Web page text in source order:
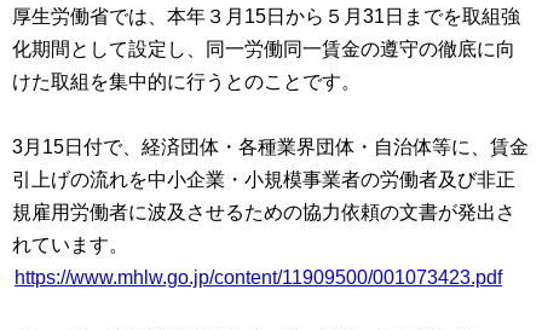
厚生労働省では、本年３月15日から５月31日までを取組強
化期間として設定し、同一労働同一賃金の遵守の徹底に向
けた取組を集中的に行うとのことです。
3月15日付で、経済団体・各種業界団体・自治体等に、賃金
引上げの流れを中小企業・小規模事業者の労働者及び非正
規雇用労働者に波及させるための協力依頼の文書が発出さ
れています。
https://www.mhlw.go.jp/content/11909500/001073423.pdf